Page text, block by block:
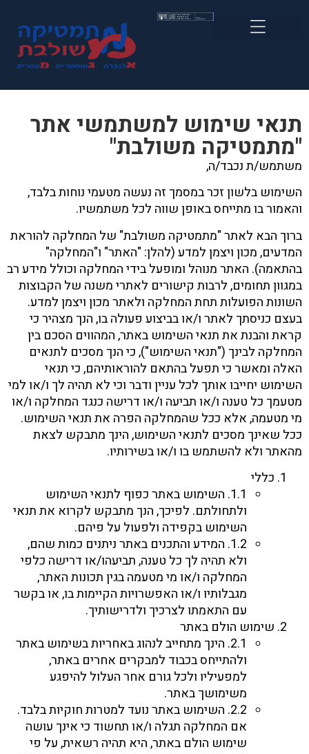
תנאי שימוש למשתמשי אתר
"מתמטיקה משולבת"
משתמש/ת נכבד/ה,
השימוש בלשון זכר במסמך זה נעשה מטעמי נוחות בלבד,
והאמור בו מתייחס באופן שווה לכל משתמשיו.
ברוך הבא לאתר "מתמטיקה משולבת" של המחלקה להוראת
המדעים, מכון ויצמן למדע (להלן: "האתר" ו"המחלקה"
בהתאמה). האתר מנוהל ומופעל בידי המחלקה וכולל מידע רב
במגוון תחומים, לרבות קישורים לאתרי משנה של הקבוצות
השונות הפועלות תחת המחלקה ולאתר מכון ויצמן למדע.
בעצם כניסתך לאתר ו/או בביצוע פעולה בו, הנך מצהיר כי
קראת והבנת את תנאי השימוש באתר, המהווים הסכם בין
המחלקה לבינך ("תנאי השימוש"), כי הנך מסכים לתנאים
האלה ומאשר כי תפעל בהתאם להוראותיהם, כי תנאי
השימוש יחייבו אותך לכל עניין ודבר וכי לא תהיה לך ו/או למי
מטעמך כל טענה ו/או תביעה ו/או דרישה כנגד המחלקה ו/או
מי מטעמה, אלא ככל שהמחלקה הפרה את תנאי השימוש.
ככל שאינך מסכים לתנאי השימוש, הינך מתבקש לצאת
מהאתר ולא להשתמש בו ו/או בשירותיו.
כללי
1.1. השימוש באתר כפוף לתנאי השימוש
ולתחולתם. לפיכך, הנך מתבקש לקרוא את תנאי
השימוש בקפידה ולפעול על פיהם.
1.2. המידע והתכנים באתר ניתנים כמות שהם,
ולא תהיה לך כל טענה, תביעהו/או דרישה כלפי
המחלקה ו/או מי מטעמה בגין תכונות האתר,
מגבלותיו ו/או האפשרויות הקיימות בו, או בקשר
עם התאמתו לצרכיך ולדרישותיך.
שימוש הולם באתר
2.1. הינך מתחייב לנהוג באחריות בשימוש באתר
ולהתייחס בכבוד למבקרים אחרים באתר,
למפעיליו ולכל גורם אחר העלול להיפגע
משימושך באתר.
2.2. השימוש באתר נועד למטרות חוקיות בלבד.
אם המחלקה תגלה ו/או תחשוד כי אינך עושה
שימוש הולם באתר, היא תהיה רשאית, על פי